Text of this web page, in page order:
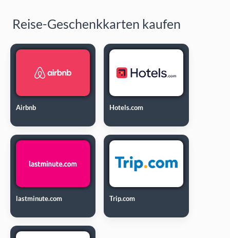
Reise-Geschenkkarten kaufen
Airbnb Hotels.com
lastminute.com Trip.com